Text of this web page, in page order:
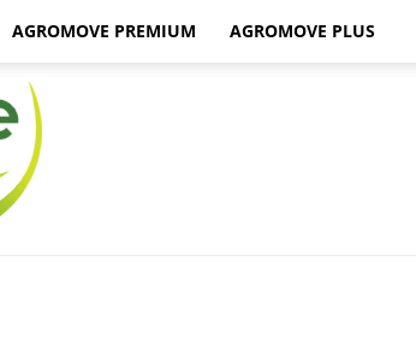
AGROMOVE PREMIUM AGROMOVE PLUS